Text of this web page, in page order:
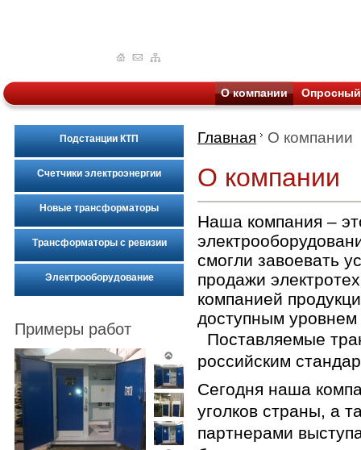
О компании
Подстанции КТП
Счетчики электроэнергии
Новые трансформаторы
Трансформаторы с ревизии
Электрооборудование
Примеры работ
Главная О компании
О компании
Наша компания –
смогли завоевать
продажи
компанией
доступным уровнем
Поставляемые
российским
Сегодня наша
уголков страны, а
партнерами